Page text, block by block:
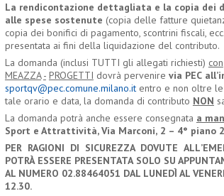
La rendicontazione dettagliata e la copia
alle spese sostenute (copia delle fatture
copia dei bonifici di pagamento, scontrini fiscali,
presentata ai fini della liquidazione del contributo.
La domanda (inclusi TUTTI gli allegati richiesti) con
MEAZZA - PROGETTI dovrà pervenire via PEC all’
sportqv@pec.comune.milano.it entro e non oltre le
tale orario e data, la domanda di contributo NON
La domanda potrà anche essere consegnata a
Sport e Attrattività,Via Marconi, 2 – 4° piano
PER RAGIONI DI SICUREZZA DOVUTE ALL’
POTRÀ ESSERE PRESENTATA SOLO SU
AL NUMERO 02.88464051 DAL LUNEDÌ AL
12.30.